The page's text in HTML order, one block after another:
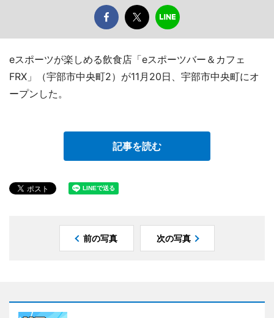
eスポーツが楽しめる飲食店「eスポーツバー＆カフェ
FRX」（宇部市中央町2）が11月20日、宇部市中央町にオ
ープンした。
記事を読む
前の写真 次の写真